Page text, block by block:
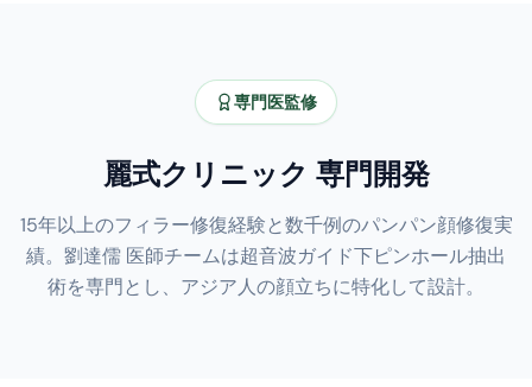
専門医監修
麗式クリニック 専門開発
15年以上のフィラー修復経験と数千例のパンパン顔修復実
績。劉達儒 医師チームは超音波ガイド下ピンホール抽出
術を専門とし、アジア人の顔立ちに特化して設計。